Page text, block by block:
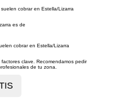
cobrar en Estella/Lizarra
es de
cobrar en Estella/Lizarra
clave. Recomendamos pedir
de tu zona.